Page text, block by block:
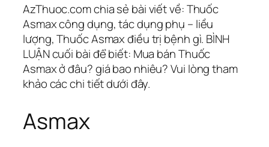
AzThuoc.com chia sẻ bài viết về: Thuốc
Asmax công dụng, tác dụng phụ – liều
lượng, Thuốc Asmax điều trị bệnh gì. BÌNH
LUẬN cuối bài để biết: Mua bán Thuốc
Asmax ở đâu? giá bao nhiêu? Vui lòng tham
khảo các chi tiết dưới đây.
Asmax